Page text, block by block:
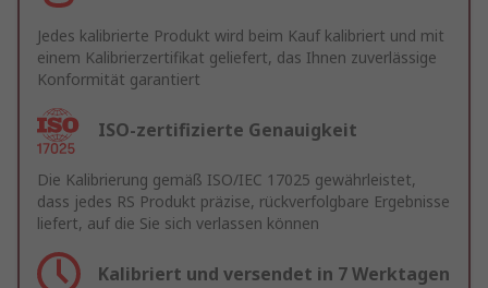
Jedes kalibrierte Produkt wird beim Kauf kalibriert und mit
einem Kalibrierzertifikat geliefert, das Ihnen zuverlässige
Konformität garantiert
ISO-zertifizierte Genauigkeit
Die Kalibrierung gemäß ISO/IEC 17025 gewährleistet,
dass jedes RS Produkt präzise, rückverfolgbare Ergebnisse
liefert, auf die Sie sich verlassen können
Kalibriert und versendet in 7 Werktagen